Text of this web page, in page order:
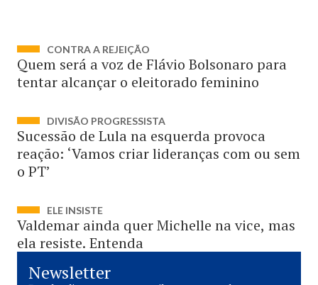
CONTRA A REJEIÇÃO
Quem será a voz de Flávio Bolsonaro para
tentar alcançar o eleitorado feminino
DIVISÃO PROGRESSISTA
Sucessão de Lula na esquerda provoca
reação: ‘Vamos criar lideranças com ou sem
o PT’
ELE INSISTE
Valdemar ainda quer Michelle na vice, mas
ela resiste. Entenda
Newsletter